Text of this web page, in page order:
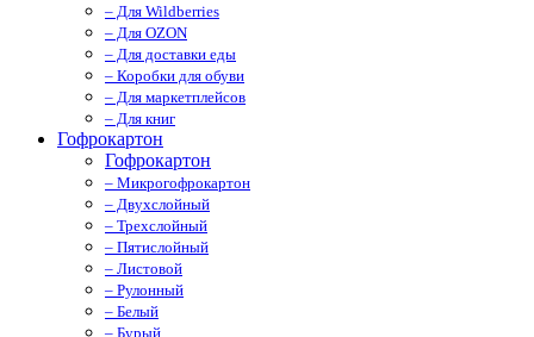
– Для Wildberries
– Для OZON
– Для доставки еды
– Коробки для обуви
– Для маркетплейсов
– Для книг
Гофрокартон
Гофрокартон
– Микрогофрокартон
– Двухслойный
– Трехслойный
– Пятислойный
– Листовой
– Рулонный
– Белый
– Бурый